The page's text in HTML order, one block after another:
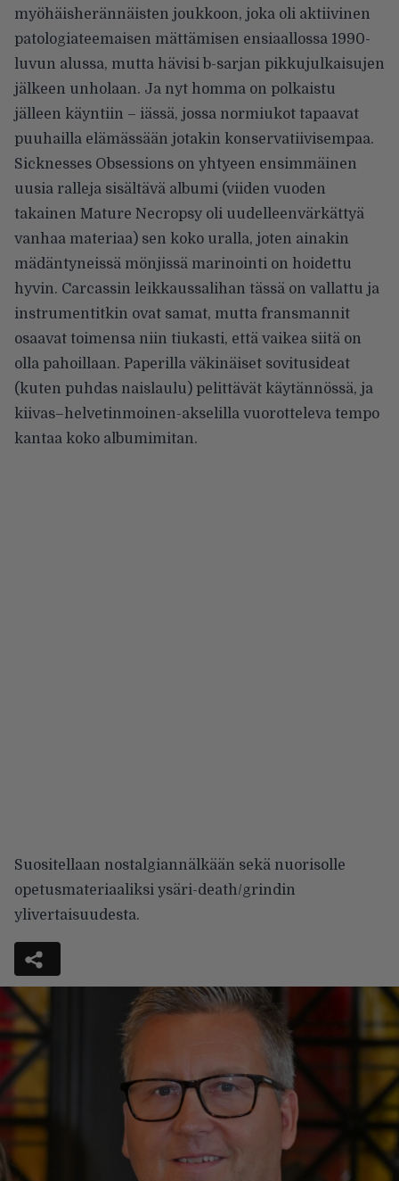
myöhäisherännäisten joukkoon, joka oli aktiivinen
patologiateemaisen mättämisen ensiaallossa 1990-
luvun alussa, mutta hävisi b-sarjan pikkujulkaisujen
jälkeen unholaan. Ja nyt homma on polkaistu
jälleen käyntiin – iässä, jossa normiukot tapaavat
puuhailla elämässään jotakin konservatiivisempaa.
Sicknesses Obsessions on yhtyeen ensimmäinen
uusia ralleja sisältävä albumi (viiden vuoden
takainen Mature Necropsy oli uudelleenvärkättyä
vanhaa materiaa) sen koko uralla, joten ainakin
mädäntyneissä mönjissä marinointi on hoidettu
hyvin. Carcassin leikkaussalihan tässä on vallattu ja
instrumentitkin ovat samat, mutta fransmannit
osaavat toimensa niin tiukasti, että vaikea siitä on
olla pahoillaan. Paperilla väkinäiset sovitusideat
(kuten puhdas naislaulu) pelittävät käytännössä, ja
kiivas–helvetinmoinen-akselilla vuorotteleva tempo
kantaa koko albumimitan.
Suositellaan nostalgiannälkään sekä nuorisolle
opetusmateriaaliksi ysäri-death/grindin
ylivertaisuudesta.